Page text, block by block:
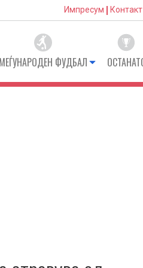
Импресум Контакт
МЕЃУНАРОДЕН ФУДБАЛ